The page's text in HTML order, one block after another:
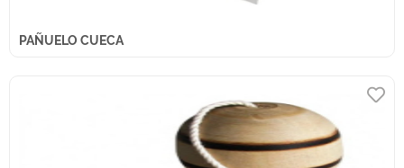
PAÑUELO CUECA